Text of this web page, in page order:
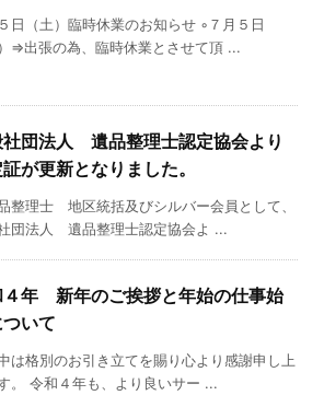
日（土）臨時休業のお知らせ ◦７月５日
）⇒出張の為、臨時休業とさせて頂 ...
社団法人 遺品整理士認定協会より
が更新となりました。
整理士 地区統括及びシルバー会員として、
団法人 遺品整理士認定協会よ ...
４年 新年のご挨拶と年始の仕事始
いて
は格別のお引き立てを賜り心より感謝申し上
。 令和４年も、より良いサー ...